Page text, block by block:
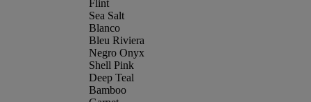
Flint
Sea Salt
Blanco
Bleu Riviera
Negro Onyx
Shell Pink
Deep Teal
Bamboo